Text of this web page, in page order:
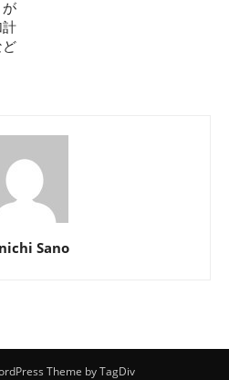
が
計
ど
Sano
Theme by TagDiv